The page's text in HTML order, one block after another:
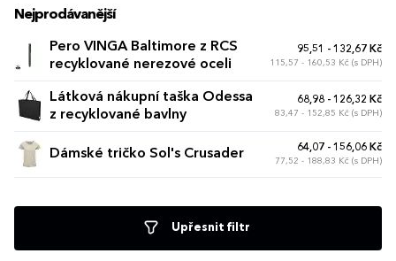
Nejprodávanější
Pero VINGA Baltimore z RCS
recyklované nerezové oceli
95,51 - 132,67 Kč
115,57 - 160,53 Kč (s DPH)
Látková nákupní taška Odessa
z recyklované bavlny
68,98 - 126,32 Kč
83,47 - 152,85 Kč (s DPH)
Dámské tričko Sol's Crusader 64,07 - 156,06 Kč
77,52 - 188,83 Kč (s DPH)
Upřesnit filtr